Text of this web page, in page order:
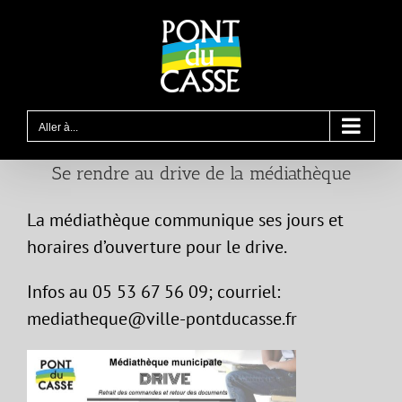
Aller à...
Se rendre au drive de la médiathèque
La médiathèque communique ses jours et
horaires d’ouverture pour le drive.
Infos au 05 53 67 56 09; courriel:
mediatheque@ville-pontducasse.fr